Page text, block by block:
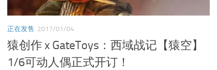
正在发售 2017/01/04
猿创作 x GateToys：西域战记【猿空】
1/6可动人偶正式开订！